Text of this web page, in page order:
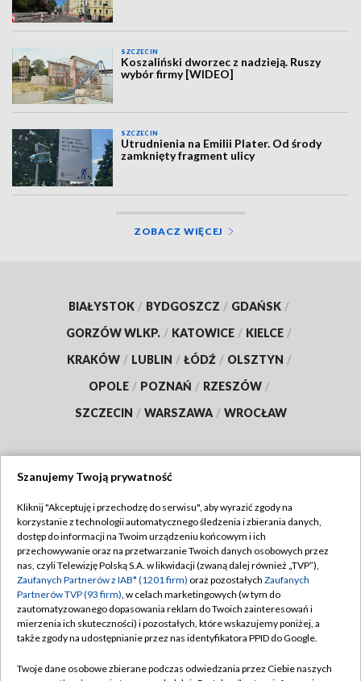
SZCZECIN
Koszaliński dworzec z nadzieją. Ruszy
wybór firmy [WIDEO]
SZCZECIN
Utrudnienia na Emilii Plater. Od środy
zamknięty fragment ulicy
ZOBACZ WIĘCEJ
BIAŁYSTOK / BYDGOSZCZ / GDAŃSK /
GORZÓW WLKP. / KATOWICE / KIELCE /
KRAKÓW / LUBLIN / ŁÓDŹ / OLSZTYN /
OPOLE / POZNAŃ / RZESZÓW /
SZCZECIN / WARSZAWA / WROCŁAW
TVP
Abonament TVP
Emisja w TVP
Centrum informacji TVP
Naziemna Telewizja Cyfrowa
Regulamin TVP
Polityka prywatności
Moje zgody
Pomoc
Szanujemy Twoją prywatność
Kliknij "Akceptuję i przechodzę do serwisu", aby wyrazić zgody na
korzystanie z technologii automatycznego śledzenia i zbierania danych,
dostęp do informacji na Twoim urządzeniu końcowym i ich
przechowywanie oraz na przetwarzanie Twoich danych osobowych przez
nas, czyli Telewizję Polską S.A. w likwidacji (zwaną dalej również „TVP”),
Zaufanych Partnerów z IAB* (1201 firm) oraz pozostałych Zaufanych
Partnerów TVP (93 firm), w celach marketingowych (w tym do
zautomatyzowanego dopasowania reklam do Twoich zainteresowań i
mierzenia ich skuteczności) i pozostałych, które wskazujemy poniżej, a
także zgody na udostępnianie przez nas identyfikatora PPID do Google.
Twoje dane osobowe zbierane podczas odwiedzania przez Ciebie naszych